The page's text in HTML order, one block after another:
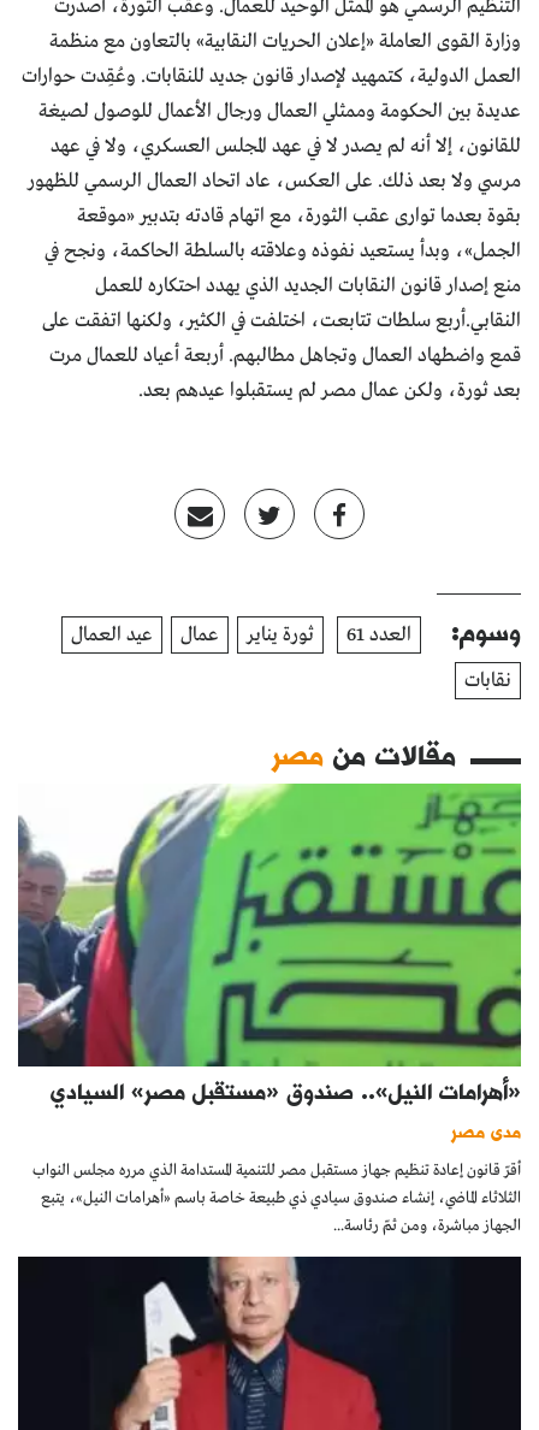
التنظيم الرسمي هو الممثل الوحيد للعمال. وعقب الثورة، أصدرت
وزارة القوى العاملة «إعلان الحريات النقابية» بالتعاون مع منظمة
العمل الدولية، كتمهيد لإصدار قانون جديد للنقابات. وعُقِدت حوارات
عديدة بين الحكومة وممثلي العمال ورجال الأعمال للوصول لصيغة
للقانون، إلا أنه لم يصدر لا في عهد المجلس العسكري، ولا في عهد
مرسي ولا بعد ذلك. على العكس، عاد اتحاد العمال الرسمي للظهور
بقوة بعدما توارى عقب الثورة، مع اتهام قادته بتدبير «موقعة
الجمل»، وبدأ يستعيد نفوذه وعلاقته بالسلطة الحاكمة، ونجح في
منع إصدار قانون النقابات الجديد الذي يهدد احتكاره للعمل
النقابي.أربع سلطات تتابعت، اختلفت في الكثير، ولكنها اتفقت على
قمع واضطهاد العمال وتجاهل مطالبهم. أربعة أعياد للعمال مرت
بعد ثورة، ولكن عمال مصر لم يستقبلوا عيدهم بعد.
وسوم: العدد 61 ثورة يناير عمال
عيد العمال
نقابات
مقالات منمصر
«أهرامات النيل».. صندوق «مستقبل مصر» السيادي
مدى مصر
أقرّ قانون إعادة تنظيم جهاز مستقبل مصر للتنمية المستدامة الذي مرره مجلس النواب
الثلاثاء الماضي، إنشاء صندوق سيادي ذي طبيعة خاصة باسم «أهرامات النيل»، يتبع
الجهاز مباشرة، ومن ثمّ رئاسة...